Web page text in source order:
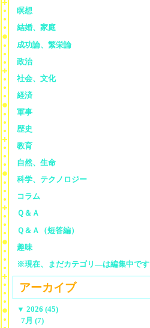
瞑想
結婚、家庭
成功論、繁栄論
政治
社会、文化
経済
軍事
歴史
教育
自然、生命
科学、テクノロジー
コラム
Ｑ＆Ａ
Ｑ＆Ａ（短答編）
趣味
※現在、まだカテゴリ—は編集中です
アーカイブ
▼ 2026 (45)
7月 (7)